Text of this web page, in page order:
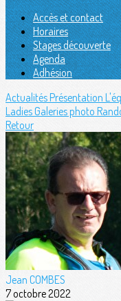
Accès et contact
Horaires
Stages découverte
Agenda
Adhésion
ActualitésPrésentation
LadiesGaleries photo
Retour
Jean COMBES
7 octobre 2022